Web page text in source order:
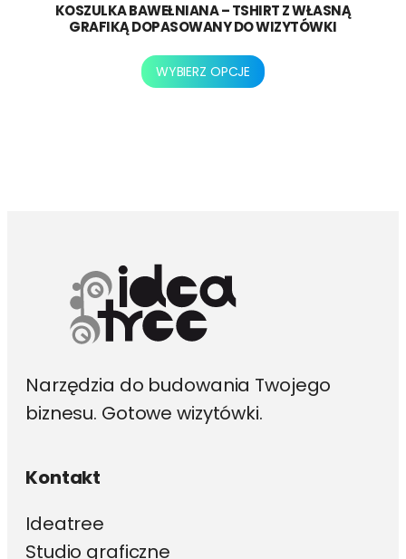
KOSZULKA BAWEŁNIANA – TSHIRT Z WŁASNĄ
GRAFIKĄ DOPASOWANY DO WIZYTÓWKI
WYBIERZ OPCJE
Ten
Narzędzia do budowania Twojego
biznesu. Gotowe wizytówki.
Kontakt
Ideatree
Studio graficzne